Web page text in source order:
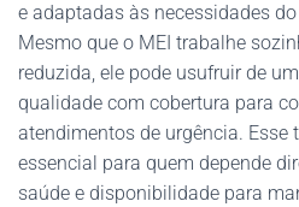
e adaptadas às necessidades
Mesmo que o MEI trabalhe
reduzida, ele pode usufruir de
qualidade com cobertura para
atendimentos de urgência. Esse
essencial para quem depende
saúde e disponibilidade para